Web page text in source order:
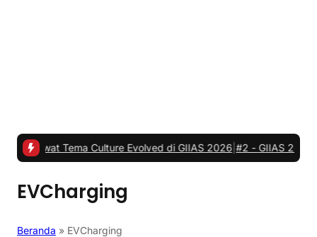
Tema Culture Evolved di GIIAS 2026|#2 - GIIAS 2026, JETOUR
EVCharging
Beranda » EVCharging